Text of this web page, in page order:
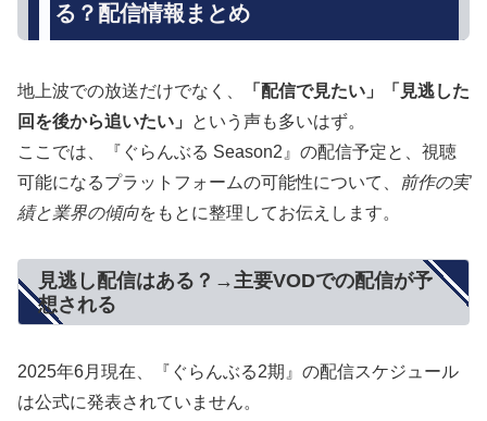
る？配信情報まとめ
地上波での放送だけでなく、
「配信で見たい」「見逃した
回を後から追いたい」
という声も多いはず。
ここでは、『ぐらんぶる Season2』の配信予定と、視聴
可能になるプラットフォームの可能性について、
前作の実
績と業界の傾向をもとに整理してお伝えします。
見逃し配信はある？→主要VODでの配信が予
想される
2025年6月現在、『ぐらんぶる2期』の配信スケジュール
は公式に発表されていません。